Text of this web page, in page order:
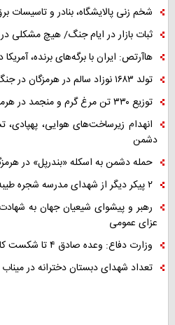
شخم زنی پالایشگاه، بنادر و تاسیسات
ثبات بازار در ایام جنگ/ هیچ مشکلی
هاآرتص: ایران با برگه‌های برنده،
تولد ۱۶۸۳ نوزاد سالم در هرمزگان در جنگ تحمیلی
توزیع ۳۳۰ تن مرغ گرم و منجمد در هرمزگان
انهدام زیرساخت‌های هوایی،
دشمن
حمله دشمن به اسکله «بندرپل» در هرمزگان/ ۵ شهید و
۲ پیکر دیگر از شهدای مدرسه شجره طیبه میناب شناسایی شد
عزای عمومی
وزارت دفاع: وعده صادق ۴ تا شکست کامل دشمن ادامه خواهد داشت
تعداد شهدای دبستان دخترانه در میناب به ۱۶۵ نفر